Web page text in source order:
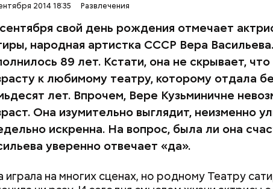
2014 18:35 Развлечения
свой день рождения отмечает
народная артистка СССР Вера
89 лет. Кстати, она не скрывает,
к любимому театру, которому отдала
лет. Впрочем, Вере Кузьминичне
Она изумительно выглядит, неизменно
искренна. На вопрос, была ли она
уверенно отвечает «да».
играла на многих сценах, но родному Театру